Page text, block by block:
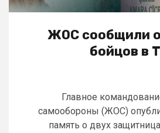
ЖОС сообщили о
бойцов в
Главное
самообороны (ЖОС)
память о двух